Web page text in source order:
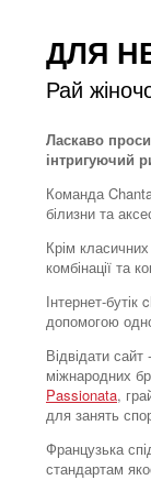
ДЛЯ
Рай
Ласкаво
інтригуючий
Команда
білизни та
Крім
комбінації та
Інтернет-
допомогою
Відвідати
міжнародних
Passionata,
для занять
Французька
стандартам